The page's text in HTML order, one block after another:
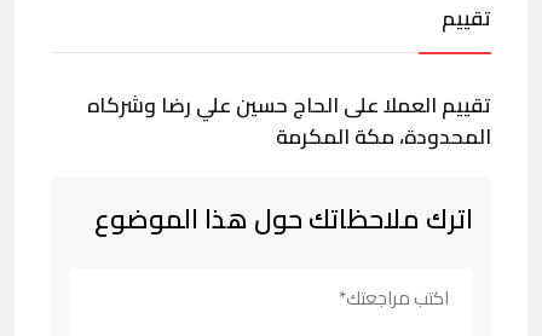
تقييم
تقييم العملا على الحاج حسين علي رضا وشركاه
المحدودة، مكة المكرمة
اترك ملاحظاتك حول هذا الموضوع